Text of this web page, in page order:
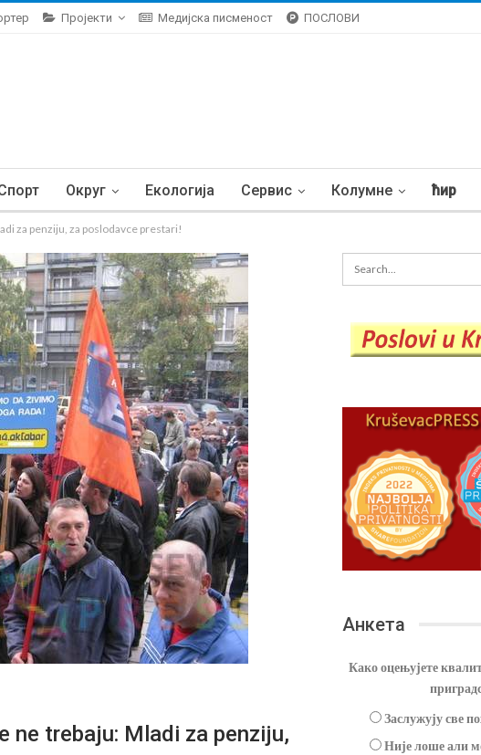
Пројекти Медијска писменост ПОСЛОВИ
Округ Екологија Сервис Колумне ћир
za penziju, za poslodavce prestari!
ne trebaju: Mladi za penziju,
Анкета
Како оцењујете
Заслужују све
Није лоше али